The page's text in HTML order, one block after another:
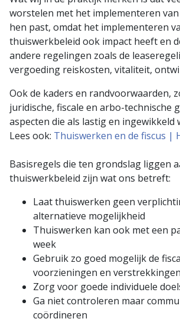
worstelen met het implementeren
hen past, omdat het implementeren
thuiswerkbeleid ook impact heeft en
andere regelingen zoals de
vergoeding reiskosten, vitaliteit,
Ook de kaders en randvoorwaarden,
juridische, fiscale en arbo-technische
aspecten die als lastig en ingewikkeld
Lees ook: Thuiswerken en de fiscus |
Basisregels die ten grondslag liggen
thuiswerkbeleid zijn wat ons betreft:
Laat thuiswerken geen
alternatieve mogelijkheid
Thuiswerken kan ook met een
week
Gebruik zo goed mogelijk de
voorzieningen en verstrekkingen
Zorg voor goede individuele
Ga niet controleren maar
coördineren